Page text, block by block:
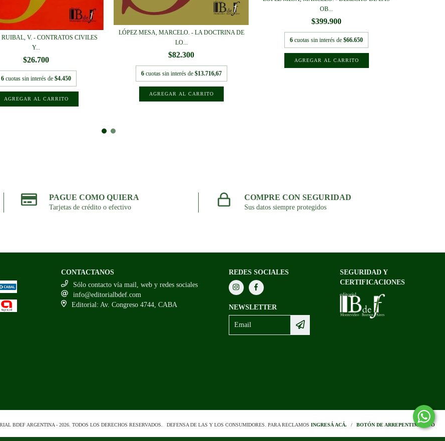
V. - CONTRATOS CIVILES
Y...
$26.700
6 cuotas sin interés de $4.450
LÓPEZ MESA, MARCELO. - LA DOCTRINA DE
LO...
$82.300
6 cuotas sin interés de $13.716,67
OB...
$399.900
6 cuotas sin interés de $66.650
PAGUE COMO QUIERA
Tarjetas de crédito o efectivo
COMPRE CON SEGURIDAD
Sus datos siempre protegidos
CONTACTANOS
Sólo contacto vía mail, web y redes sociales
info@editorialbdef.com
Editorial: Av. Congreso 4744, CABA
REDES SOCIALES
NEWSLETTER
SEGURIDAD Y
CERTIFICACIONES
BDEF ARGENTINA - 2026. TODOS LOS DERECHOS RESERVADOS. DEFENSA DE LAS Y LOS CONSUMIDORES. PARA RECLAMOS INGRESÁ ACÁ. / BOTÓN DE ARREPENTIMIENTO